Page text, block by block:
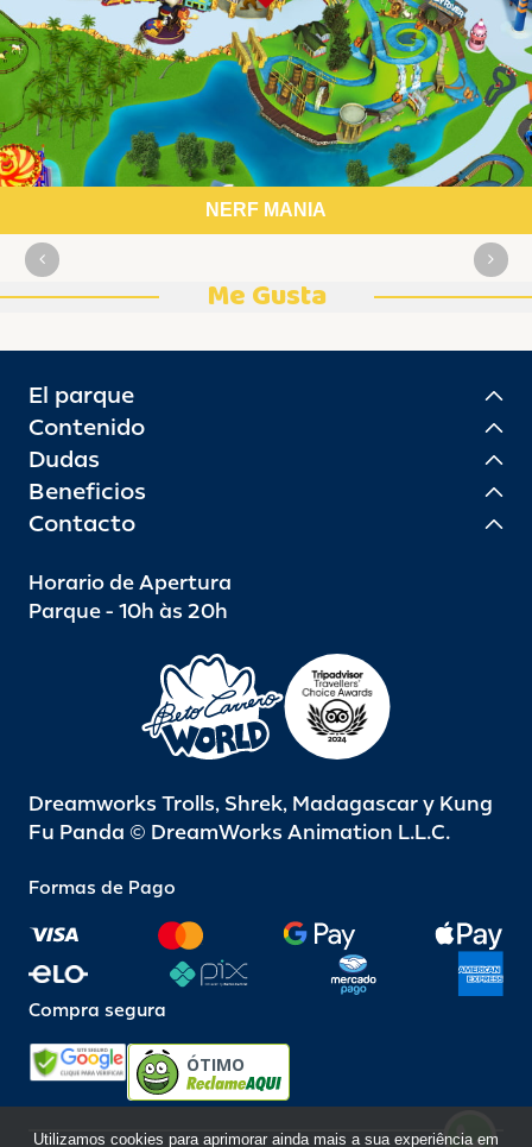
NERF MANIA
Me Gusta
El parque
Contenido
Dudas
Beneficios
Contacto
Horario de Apertura
Parque - 10h às 20h
Dreamworks Trolls, Shrek, Madagascar y Kung
Fu Panda © DreamWorks Animation L.L.C.
Formas de Pago
Compra segura
ÓTIMO
Utilizamos cookies para aprimorar ainda mais a sua experiência em